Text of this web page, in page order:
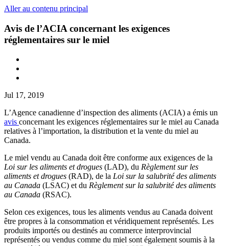
Aller au contenu principal
Avis de l’ACIA concernant les exigences
réglementaires sur le miel
Jul 17, 2019
L’Agence canadienne d’inspection des aliments (ACIA) a émis un
avis concernant les exigences réglementaires sur le miel au Canada
relatives à l’importation, la distribution et la vente du miel au
Canada.
Le miel vendu au Canada doit être conforme aux exigences de la
Loi sur les aliments et drogues (LAD), du Règlement sur les
aliments et drogues (RAD), de la Loi sur la salubrité des aliments
au Canada (LSAC) et du Règlement sur la salubrité des aliments
au Canada (RSAC).
Selon ces exigences, tous les aliments vendus au Canada doivent
être propres à la consommation et véridiquement représentés. Les
produits importés ou destinés au commerce interprovincial
représentés ou vendus comme du miel sont également soumis à la